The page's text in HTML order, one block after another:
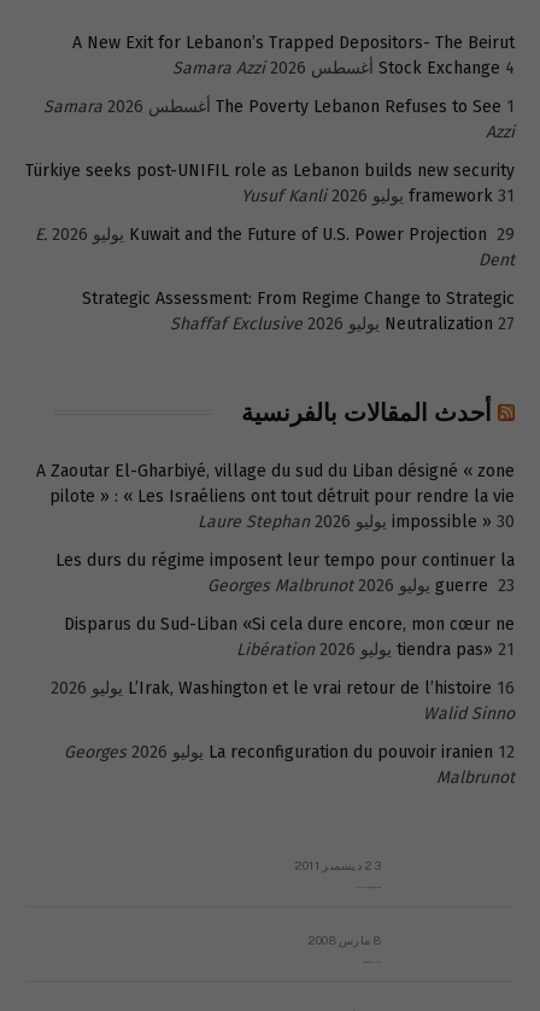
A New Exit for Lebanon’s Trapped Depositors- The Beirut
Stock Exchange 4 أغسطس 2026
Samara Azzi
The Poverty Lebanon Refuses to See 1 أغسطس 2026
Samara
Azzi
Türkiye seeks post-UNIFIL role as Lebanon builds new security
framework 31 يوليو 2026
Yusuf Kanli
Kuwait and the Future of U.S. Power Projection 29 يوليو 2026
E.
Dent
Strategic Assessment: From Regime Change to Strategic
Neutralization 27 يوليو 2026 Shaffaf Exclusive
أحدث المقالات بالفرنسية
A Zaoutar El-Gharbiyé, village du sud du Liban désigné « zone
pilote » : « Les Israéliens ont tout détruit pour rendre la vie
impossible » 30 يوليو 2026
Laure Stephan
Les durs du régime imposent leur tempo pour continuer la
guerre 23 يوليو 2026
Georges Malbrunot
Disparus du Sud-Liban «Si cela dure encore, mon cœur ne
tiendra pas» 21 يوليو 2026
Libération
L’Irak, Washington et le vrai retour de l’histoire 16 يوليو 2026
Walid Sinno
La reconfiguration du pouvoir iranien 12 يوليو 2026
Georges
Malbrunot
23 ديسمبر 2011
8 مارس 2008